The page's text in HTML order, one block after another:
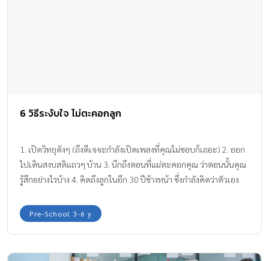
6 วิธีระงับใจ ไม่ตะคอกลูก
1. เปิดวิทยุดังๆ (ถึงดีเจจะกำลังเปิดเพลงที่คุณไม่ชอบก็เถอะ) 2. ออก
ไปเดินสงบสติแถวๆ บ้าน 3. นึกถึงตอนที่แม่ตะคอกคุณ ว่าตอนนั้นคุณ
รู้สึกอย่างไรบ้าง 4. คิดถึงลูกในอีก 30 ปีข้างหน้า ซึ่งกำลังคิดว่าตัวเอง
กอดกันดีกว่านะ บทความโดย: กองบรรณาธิการนิตยสารเรียลพาเรน
ติ้ง
Pre-School 3-6 y